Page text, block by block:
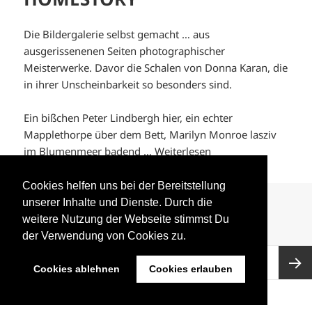
Cookies helfen uns bei der Bereitstellung
unserer Inhalte und Dienste. Durch die
weitere Nutzung der Webseite stimmst Du
der Verwendung von Cookies zu.
Cookies ablehnen Cookies erlauben
Die Bildergalerie selbst gemacht … aus
ausgerissenenen Seiten photographischer
Meisterwerke. Davor die Schalen von Donna Karan, die
in ihrer Unscheinbarkeit so besonders sind.
Ein bißchen Peter Lindbergh hier, ein echter
Mapplethorpe über dem Bett, Marilyn Monroe lasziv
im Blumenmeer badend …Weiterlesen
Veröffentlicht
am
1. März 2012 Autor
Stephanie Zarnic Kategorien
Art,DIY
Manufactum
,Photography Schlagwörter
Blossfeldt Fotos ,Galerie
Mapplethorpe,Selbermachen 47 Kommentarezu HOMESTORY
SEITE 1